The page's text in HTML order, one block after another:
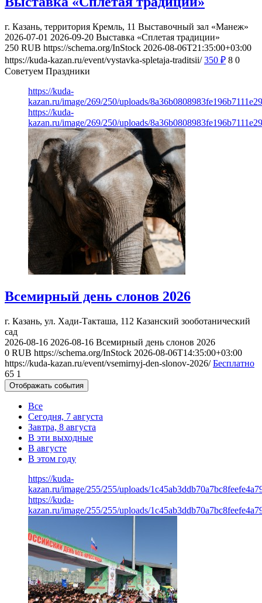
г. Казань, территория Кремль, 11 Выставочный зал «Манеж»
2026-07-01 2026-09-20 Выставка «Сплетая традиции»
250 RUB https://schema.org/InStock 2026-08-06T21:35:00+03:00
https://kuda-kazan.ru/event/vystavka-spletaja-traditsii/ 350 ₽ 8 0
Советуем Праздники
https://kuda-
kazan.ru/image/269/250/uploads/
https://kuda-
kazan.ru/image/269/250/uploads/
Всемирный день слонов 2026
г. Казань, ул. Хади-Такташа, 112 Казанский зооботанический
сад
2026-08-16 2026-08-16 Всемирный день слонов 2026
0 RUB https://schema.org/InStock 2026-08-06T14:35:00+03:00
https://kuda-kazan.ru/event/vsemirnyj-den-slonov-2026/ Бесплатно
65 1
Отображать события
Все
Сегодня, 7 августа
Завтра, 8 августа
В эти выходные
В августе
В этом году
https://kuda-
kazan.ru/image/255/255/uploads/
https://kuda-
kazan.ru/image/255/255/uploads/